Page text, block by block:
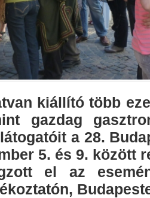
kiállító több
gazdag
a 28.
5. és 9. között
el az